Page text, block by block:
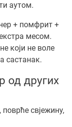
аутом.
+ помфрит +
месом.
који не воле
састанак.
од других
свјежину,